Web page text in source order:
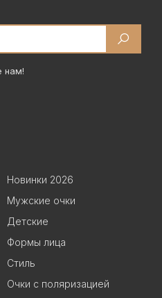
нам!
Новинки 2026
Мужские очки
Детские
Формы лица
Стиль
Очки с поляризацией